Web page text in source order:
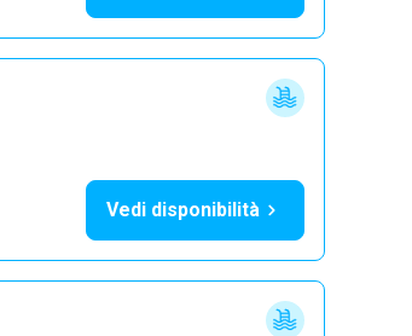
Vedi disponibilità